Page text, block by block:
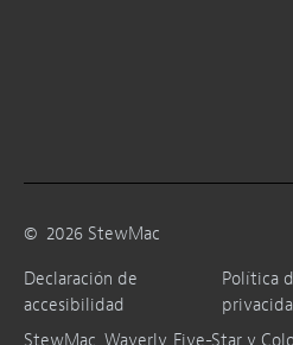
© 2026 StewMac
Declaración de
accesibilidad
Política